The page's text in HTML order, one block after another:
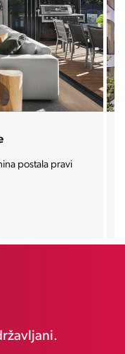
postala pravi